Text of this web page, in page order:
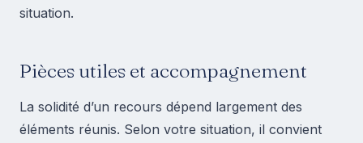
situation.
Pièces utiles et accompagnement
La solidité d’un recours dépend largement des
éléments réunis. Selon votre situation, il convient